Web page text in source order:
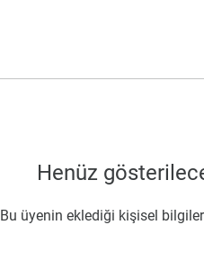
Henüz
Bu üyenin eklediği kişisel